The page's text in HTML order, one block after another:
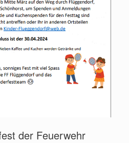
der Feuerwehr